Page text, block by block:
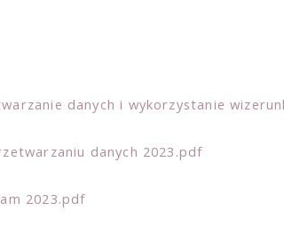
danych i wykorzystanie
danych 2023.pdf
2023.pdf